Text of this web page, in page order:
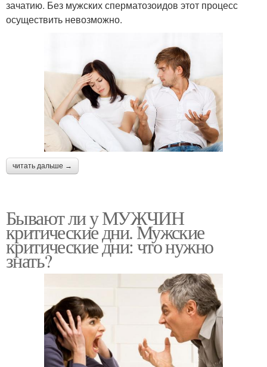
зачатию. Без мужских сперматозоидов этот процесс
осуществить невозможно.
читать дальше →
Бывают ли у МУЖЧИН
критические дни. Мужские
критические дни: что нужно
знать?